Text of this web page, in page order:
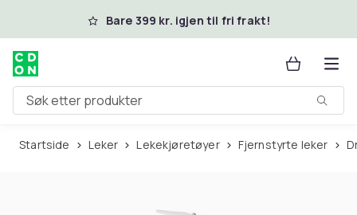
Hopp til hovedinnholdBare 399 kr. igjen til fri frakt!
Søk etter produkter
Startside Leker Lekekjøretøyer Fjernstyrte leker